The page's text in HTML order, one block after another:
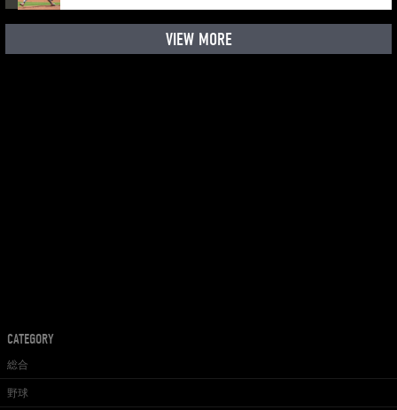
VIEW MORE
CATEGORY
総合
野球